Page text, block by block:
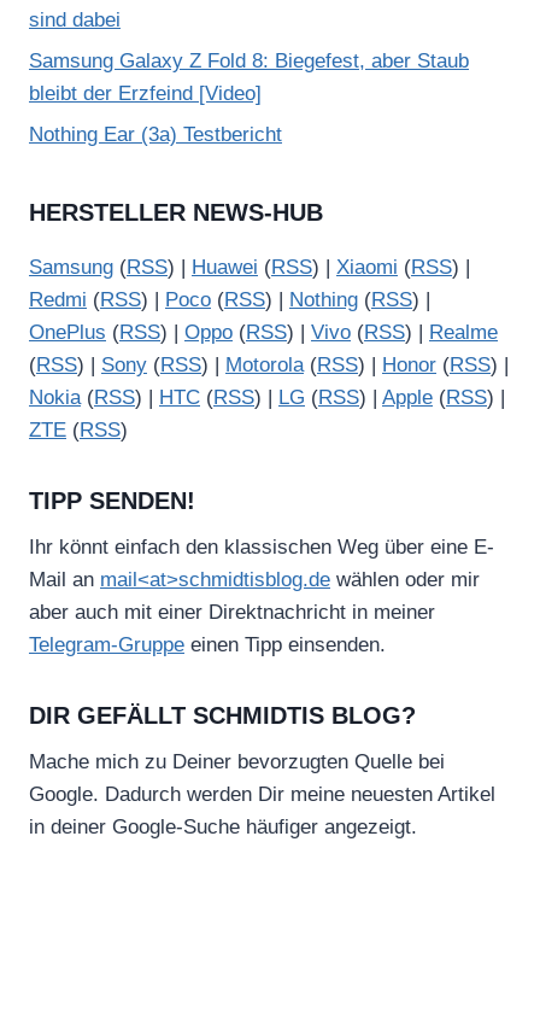
sind dabei
Samsung Galaxy Z Fold 8: Biegefest, aber Staub
bleibt der Erzfeind [Video]
Nothing Ear (3a) Testbericht
HERSTELLER NEWS-HUB
Samsung (RSS) | Huawei (RSS) | Xiaomi (RSS) |
Redmi (RSS) | Poco (RSS) | Nothing (RSS) |
OnePlus (RSS) | Oppo (RSS) | Vivo (RSS) |
Realme
(RSS) | Sony (RSS) | Motorola(RSS) | Honor (RSS) |
Nokia(RSS) | HTC (RSS) | LG (RSS) | Apple (RSS) |
ZTE (RSS)
TIPP SENDEN!
Ihr könnt einfach den klassischen Weg über eine E-
Mail an mail<at>schmidtisblog.de wählen oder mir
aber auch mit einer Direktnachricht in meiner
Telegram-Gruppe einen Tipp einsenden.
DIR GEFÄLLT SCHMIDTIS BLOG?
Mache mich zu Deiner bevorzugten Quelle bei
Google. Dadurch werden Dir meine neuesten Artikel
in deiner Google-Suche häufiger angezeigt.